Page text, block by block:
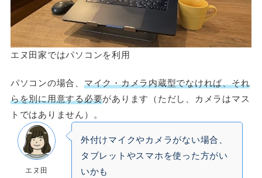
エヌ田家ではパソコンを利用
パソコンの場合、 マイク・カメラ内蔵型でなければ、それ
らを別に用意する必要があります（ただし、カメラはマス
トではありません）。
エヌ田
外付けマイクやカメラがない場合、
タブレットやスマホを使った方がい
いかも